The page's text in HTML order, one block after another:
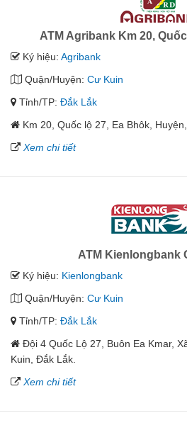
ATM Agribank Km 20,
Ký hiệu: Agribank
Quận/Huyện: Cư Kuin
Tỉnh/TP: Đắk Lắk
Km 20, Quốc lộ 27, Ea Bhôk,
Xem chi tiết
ATM Kienlongbank
Ký hiệu: Kienlongbank
Quận/Huyện: Cư Kuin
Tỉnh/TP: Đắk Lắk
Đội 4 Quốc Lộ 27, Buôn Ea Kmar,
Kuin, Đắk Lắk.
Xem chi tiết